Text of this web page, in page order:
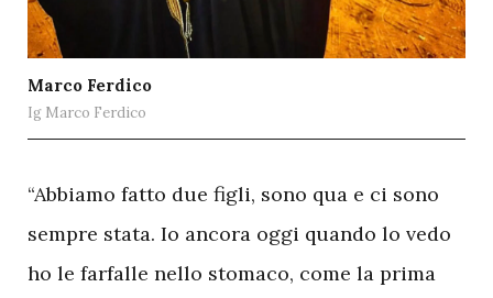
Marco Ferdico
Ig Marco Ferdico
“Abbiamo fatto due figli, sono qua e ci sono
sempre stata. Io ancora oggi quando lo vedo
ho le farfalle nello stomaco, come la prima